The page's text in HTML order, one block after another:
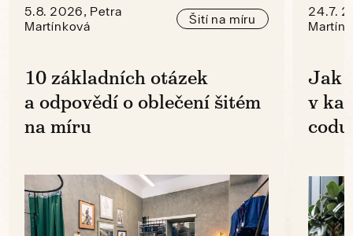
5.8. 2026, Petra
Martínková
Šití na míru
10 základních otázek
a odpovědí o oblečení šitém
na míru
24.7.
Jak
v